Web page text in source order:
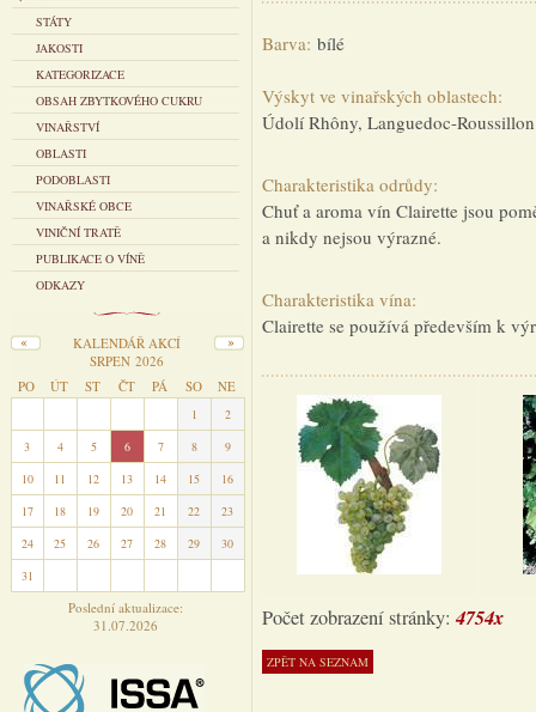
STÁTY
JAKOSTI
KATEGORIZACE
OBSAH ZBYTKOVÉHO CUKRU
VINAŘSTVÍ
OBLASTI
PODOBLASTI
VINAŘSKÉ OBCE
VINIČNÍ TRATĚ
PUBLIKACE O VÍNĚ
ODKAZY
KALENDÁŘ AKCÍ
SRPEN 2026
PO
ÚT ST ČT PÁ SO NE
1
2
3
4 5 6 7 8
9
10
11 12 13 14 15
16
17
18 19 20 21 22
23
24
25 26 27 28 29
30
31
Poslední aktualizace:
31.07.2026
Barva: bílé
Výskyt ve vinařských oblastech:
Údolí Rhôny, Languedoc-
Charakteristika odrůdy:
Chuť a aroma vín Clairette jsou
a nikdy nejsou výrazné.
Charakteristika vína:
Clairette se používá především k
Počet zobrazení stránky:4754x